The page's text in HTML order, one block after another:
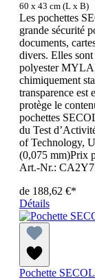
60 x 43 cm (L x B)
Les pochettes
grande sécurité
documents,
divers. Elles
polyester
chimiquement
transparence est
protège le
pochettes
du Test
of Technology,
(0,075 mm)Prix
Art.-Nr.:
de 188,62 €*
Détails
Pochette